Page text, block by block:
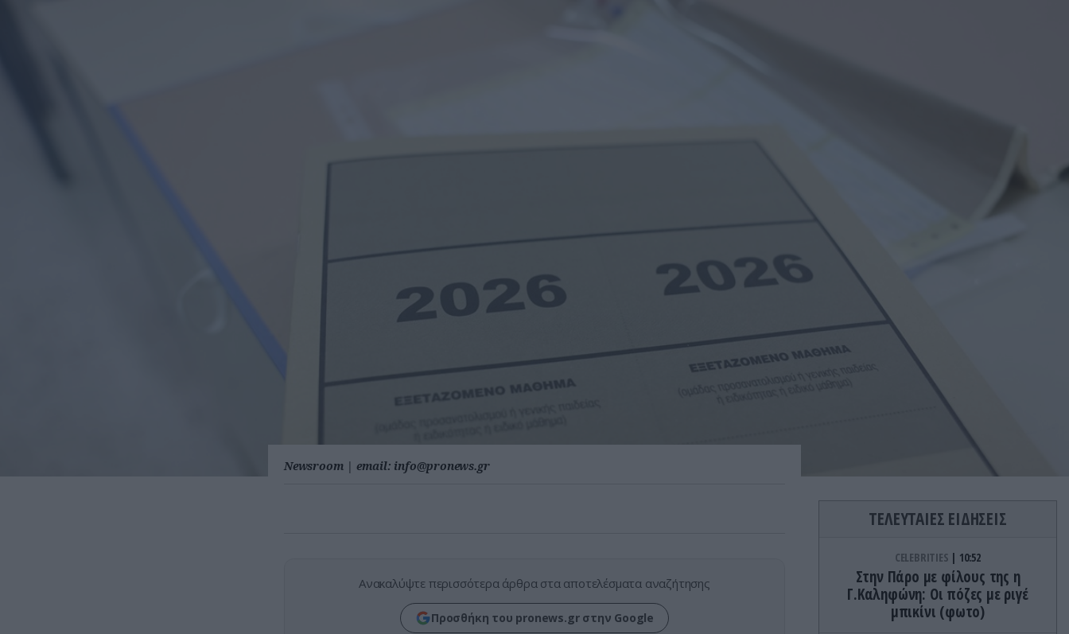
Newsroom | email: info@pronews.gr
Ανακαλύψτε περισσότερα άρθρα στα αποτελέσματα αναζήτησης
Προσθήκη του pronews.gr στην Google
ΤΕΛΕΥΤΑΙΕΣ ΕΙΔΗΣΕΙΣ
CELEBRITIES 10:52
Στην Πάρο με φίλους της η
Γ.Καληφώνη: Οι πόζες με ριγέ
μπικίνι (φωτο)